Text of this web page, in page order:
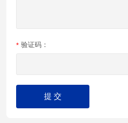
验证码：